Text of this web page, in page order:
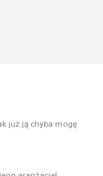
już ją chyba mogę